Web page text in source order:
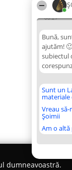
08:27
Bună,
ajutăm!
subiectul
Sunt un
Vreau
Șoimii
Am o
dumneavoastră.